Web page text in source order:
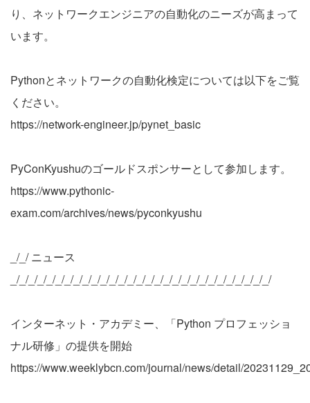
り、ネットワークエンジニアの自動化のニーズが高まって
います。
Pythonとネットワークの自動化検定については以下をご覧
ください。
https://network-engineer.jp/pynet_basic
PyConKyushuのゴールドスポンサーとして参加します。
https://www.pythonic-
exam.com/archives/news/pyconkyushu
_/_/ ニュース
_/_/_/_/_/_/_/_/_/_/_/_/_/_/_/_/_/_/_/_/_/_/_/_/_/_/_/_/_/
インターネット・アカデミー、「Python プロフェッショ
ナル研修」の提供を開始
https://www.weeklybcn.com/journal/news/detail/